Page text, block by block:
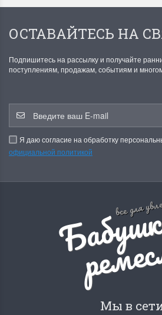
ОСТАВАЙТЕСЬ НА
Подпишитесь на рассылку и получайте
поступлениям, продажам, событиям и
Я даю согласие на обработку
официальной политикой
все для
Мы в